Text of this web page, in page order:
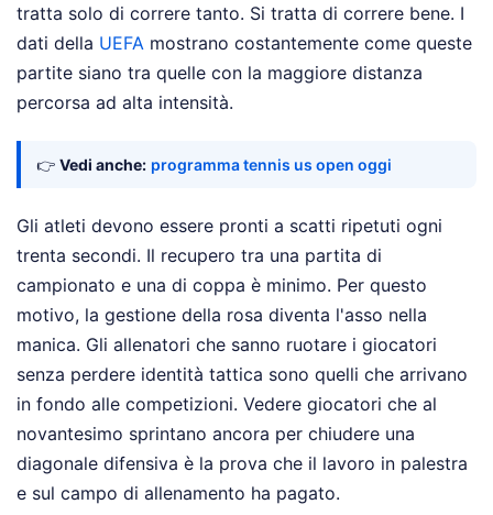
tratta solo di correre tanto. Si tratta di correre bene. I
dati della UEFA mostrano costantemente come queste
partite siano tra quelle con la maggiore distanza
percorsa ad alta intensità.
👉 Vedi anche: programma tennis us open oggi
Gli atleti devono essere pronti a scatti ripetuti ogni
trenta secondi. Il recupero tra una partita di
campionato e una di coppa è minimo. Per questo
motivo, la gestione della rosa diventa l'asso nella
manica. Gli allenatori che sanno ruotare i giocatori
senza perdere identità tattica sono quelli che arrivano
in fondo alle competizioni. Vedere giocatori che al
novantesimo sprintano ancora per chiudere una
diagonale difensiva è la prova che il lavoro in palestra
e sul campo di allenamento ha pagato.